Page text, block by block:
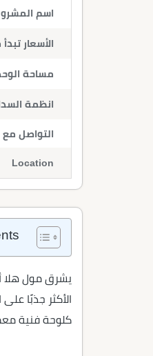
اسم
الأسعار
مساحة
انظمة
التواصل مع
Location
الأكثر جذبًا
كلوحة فنية